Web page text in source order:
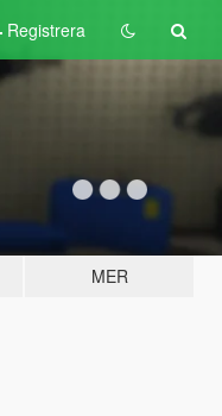
Registrera
MER